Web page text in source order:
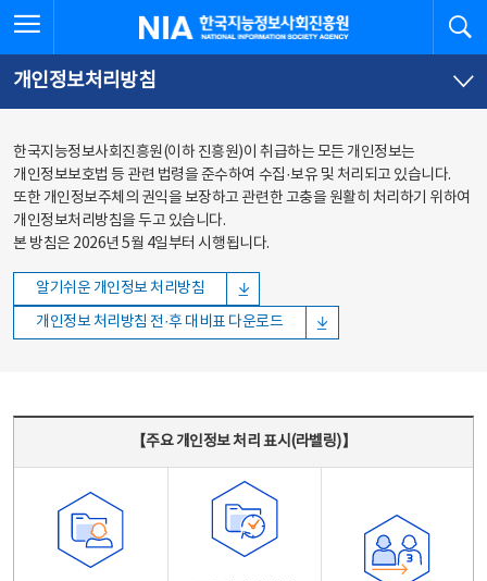
바로가기
바로가기
한국지능정보사회진흥원
개인정보처리방침
한국지능정보사회진흥원(이하 진흥원)이 취급하는 모든 개인정보는
개인정보보호법 등 관련 법령을 준수하여 수집·보유 및 처리되고 있습니다.
또한 개인정보주체의 권익을 보장하고 관련한 고충을 원활히 처리하기 위하여
개인정보처리방침을 두고 있습니다.
본 방침은 2026년 5월 4일부터 시행됩니다.
알기쉬운 개인정보 처리방침
개인정보 처리방침 전·후 대비표 다운로드
【주요 개인정보 처리 표시(라벨링)】